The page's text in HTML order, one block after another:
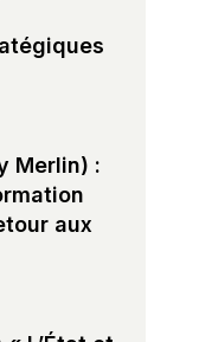
Merlin) :
aux